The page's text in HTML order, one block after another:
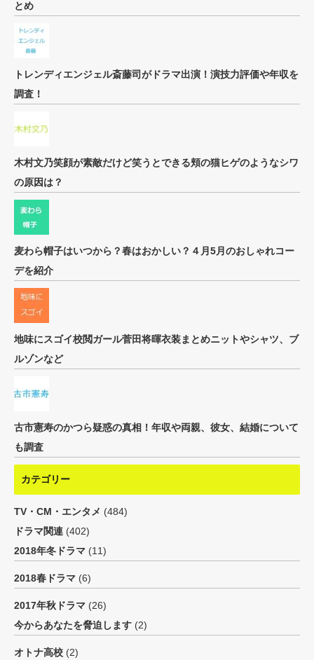
とめ
トレンディエンジェル斎藤司がドラマ出演！演技力評価や年収を
調査！
木村文乃笑顔が素敵だけど笑うとできる頬の猫ヒゲのようなシワ
の原因は？
麦わら帽子はいつから？春はおかしい？４月5月のおしゃれコー
デを紹介
地味にスゴイ校閲ガール菅田将暉衣装まとめニットやシャツ、ブ
ルゾンなど
古市憲寿のかつら疑惑の真相！年収や両親、彼女、結婚について
も調査
カテゴリー
TV・CM・エンタメ (484)
ドラマ関連 (402)
2018年冬ドラマ (11)
2018春ドラマ (6)
2017年秋ドラマ (26)
今からあなたを脅迫します (2)
オトナ高校 (2)